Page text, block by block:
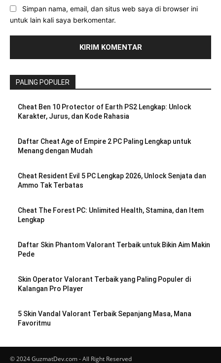
Simpan nama, email, dan situs web saya di browser ini
untuk lain kali saya berkomentar.
PALING POPULER
Cheat Ben 10 Protector of Earth PS2 Lengkap: Unlock
Karakter, Jurus, dan Kode Rahasia
Daftar Cheat Age of Empire 2 PC Paling Lengkap untuk
Menang dengan Mudah
Cheat Resident Evil 5 PC Lengkap 2026, Unlock Senjata dan
Ammo Tak Terbatas
Cheat The Forest PC: Unlimited Health, Stamina, dan Item
Lengkap
Daftar Skin Phantom Valorant Terbaik untuk Bikin Aim Makin
Pede
Skin Operator Valorant Terbaik yang Paling Populer di
Kalangan Pro Player
5 Skin Vandal Valorant Terbaik Sepanjang Masa, Mana
Favoritmu
© 2024 GuzmatDev.com - All Right Reserved